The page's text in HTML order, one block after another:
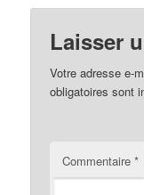
Laisser
Votre adresse e-
obligatoires sont
Commentaire*